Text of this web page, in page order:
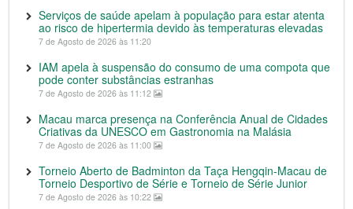
Serviços de saúde apelam à população para estar atenta
ao risco de hipertermia devido às temperaturas elevadas
7 de Agosto de 2026 às 11:20
IAM apela à suspensão do consumo de uma compota que
pode conter substâncias estranhas
7 de Agosto de 2026 às 11:12
Macau marca presença na Conferência Anual de Cidades
Criativas da UNESCO em Gastronomia na Malásia
7 de Agosto de 2026 às 11:00
Torneio Aberto de Badminton da Taça Hengqin-Macau de
Torneio Desportivo de Série e Torneio de Série Junior
7 de Agosto de 2026 às 10:22